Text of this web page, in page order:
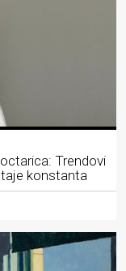
Trendovi
konstanta